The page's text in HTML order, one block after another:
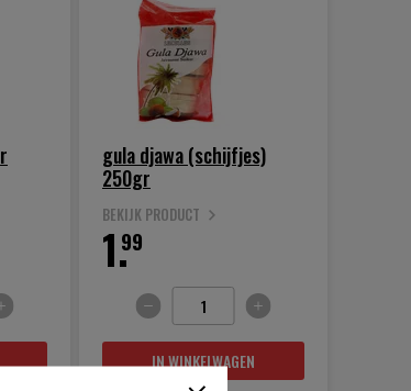
gula djawa (schijfjes)
250gr
BEKIJK PRODUCT
99
1.
IN WINKELWAGEN